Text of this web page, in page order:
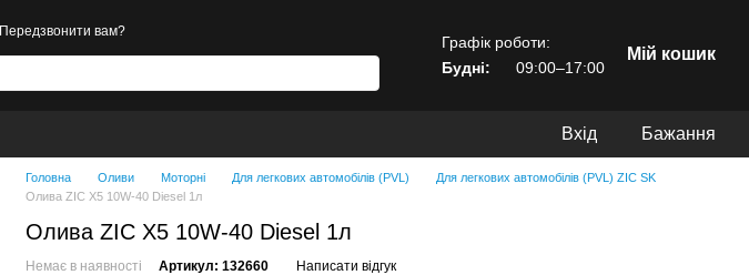
Передзвонити вам?
Графік роботи:
Будні:
09:00–17:00
Мій кошик
Вхід Бажання
Головна Оливи Моторні Для легкових автомобілів (PVL)
Для легкових автомобілів (PVL) ZIC SK
Олива ZIC X5 10W-40 Diesel 1л
Олива ZIC X5 10W-40 Diesel 1л
Немає в наявності Артикул: 132660 Написати відгук